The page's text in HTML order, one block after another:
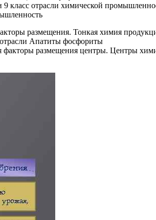
класс отрасли химической
размещения центры. Центры